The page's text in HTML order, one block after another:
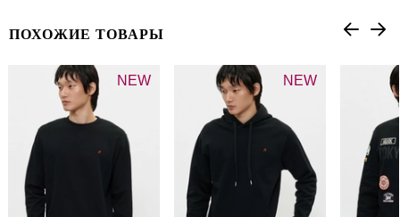
ПОХОЖИЕ ТОВАРЫ
NEW NEW